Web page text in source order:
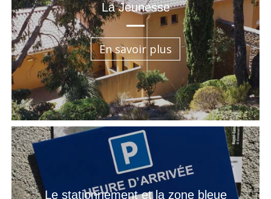
La Jeunesse
En savoir plus
Le stationnement et la zone bleue